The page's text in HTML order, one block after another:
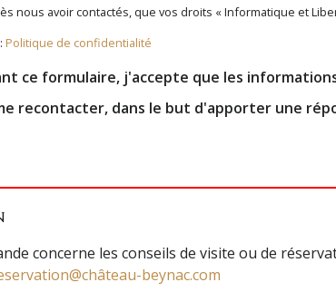
nous avoir contactés, que vos droits « Informatique et
Politique de confidentialité
ce formulaire, j'accepte que les
recontacter, dans le but d'apporter une
concerne les conseils de visite ou de
beynac.com